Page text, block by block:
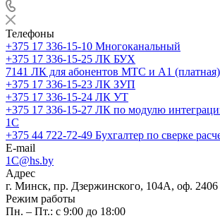
Телефоны
+375 17 336-15-10 Многоканальный
+375 17 336-15-25 ЛК БУХ
7141 ЛК для абонентов МТС и А1 (платная)
+375 17 336-15-23 ЛК ЗУП
+375 17 336-15-24 ЛК УТ
+375 17 336-15-27 ЛК по модулю
1С
+375 44 722-72-49 Бухгалтер по сверке
E-mail
1C@hs.by
Адрес
г. Минск, пр. Дзержинского, 104А, оф. 2406
Режим работы
Пн. – Пт.: с 9:00 до 18:00